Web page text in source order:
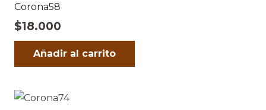
Corona58
$18.000
Añadir al carrito